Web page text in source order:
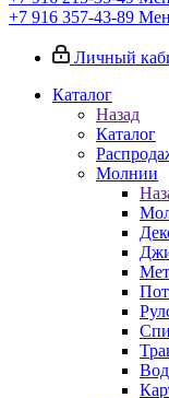
+7 916 357-43-89
Личный
Каталог
Назад
Каталог
Молнии